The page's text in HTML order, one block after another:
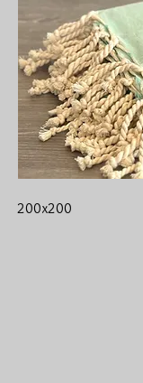
200x200